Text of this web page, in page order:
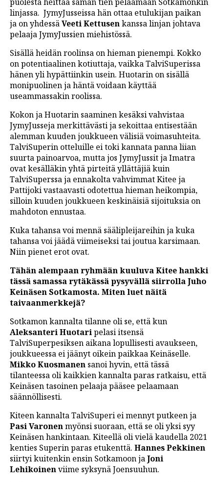
linjassa. JymyJusseissa hän ottaa etulukijan paikan
ja on yhdessäVeeti Kettusenkanssa linjan johtava
pelaaja JymyJussien miehistössä.
Sisällä heidän roolinsa on hieman pienempi. Kokko
on potentiaalinen kotiuttaja, vaikka TalviSuperissa
hänen yli hypättiinkin usein. Huotarin on sisällä
monipuolinen ja häntä voidaan käyttää
useammassakin roolissa.
Kokon ja Huotarin saaminen kesäksi vahvistaa
JymyJusseja merkittävästi ja sekoittaa entisestään
alemman kuuden joukkueen välisiä voimasuhteita.
TalviSuperin otteluille ei toki kannata panna liian
suurta painoarvoa, mutta jos JymyJussit ja Imatra
ovat kesälläkin yhtä pirteitä yllättäjiä kuin
TalviSuperssa ja ennakolta vahvimmat Kitee ja
Pattijoki vastaavasti odotettua hieman heikompia,
silloin kuuden joukkueen keskinäisiä sijoituksia on
mahdoton ennustaa.
Kuka tahansa voi mennä säälipleijareihin ja kuka
tahansa voi jäädä viimeiseksi tai joutua karsimaan.
Niin pienet erot ovat.
Tähän alempaan ryhmään kuuluva Kitee hankki
tässä samassa rytäkässä pysyvällä siirrolla Juho
Keinäsen Sotkamosta. Miten luet näitä
taivaanmerkkejä?
Sotkamon kannalta tilanne oli se, että kun
Aleksanteri Huotaripelasi itsensä
TalviSuperpesiksen aikana lopullisesti avaukseen,
joukkueessa ei jäänyt oikein paikkaa Keinäselle.
Mikko Kuosmanen sanoi hyvin, että tässä
tilanteessa oli kaikkien kannalta paras ratkaisu, että
Keinäsen tasoinen pelaaja pääsee pelaamaan
säännöllisesti.
Kiteen kannalta TalviSuperi ei mennyt putkeen ja
Pasi Varonenmyönsi suoraan, että se oli yksi syy
Keinäsen hankintaan. Kiteellä oli vielä kaudella 2021
kenties Superin paras etukenttä. Hannes Pekkinen
siirtyi kuitenkin ensin Sotkamoon jaJoni
Lehikoinenviime syksynä Joensuuhun.